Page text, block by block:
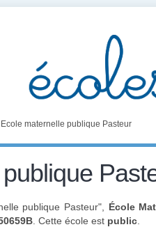
Ecole maternelle publique Pasteur
publique Pasteur", École
. Cette école est public